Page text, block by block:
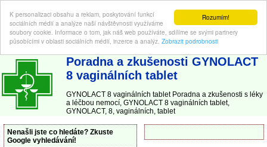
Rozumím!
K personalizaci obsahu a reklam, poskytování funkcí
sociálních médií a analýze naší návštěvnosti využíváme
soubory cookie. Informace o tom, jak náš web používáte, sdílíme se svými partnery
působícími v oblasti sociálních médií, inzerce a analýz. Zobrazit podrobnosti
ABC-LEKARNA.cz | Poradna a zkušenosti s léky a léčbou nemocí
Poradna a zkušenosti GYNOLACT
8 vaginálních tablet
GYNOLACT 8 vaginálních tablet Poradna a zkušenosti s léky
a léčbou nemocí, GYNOLACT 8 vaginálních tablet,
GYNOLACT, 8, vaginálních, tablet
Nenašli jste co hledáte? Zkuste
Google vyhledávání!